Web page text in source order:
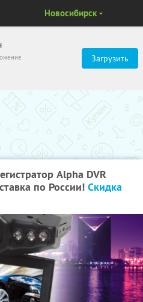
Загрузить
Новосибирск
Alpha DVR
по России! Скидка